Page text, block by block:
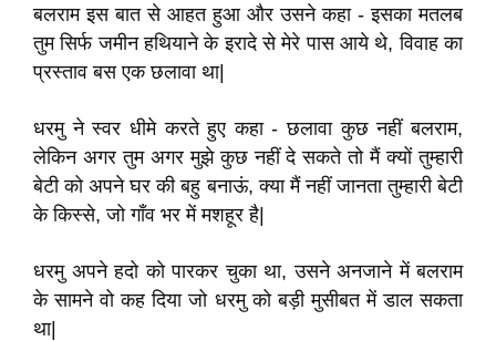
बलराम इस बात से आहत हुआ और उसने कहा - इसका मतलब
तुम सिर्फ जमीन हथियाने के इरादे से मेरे पास आये थे,विवाह का
प्रस्ताव बस एक छलावा था|
धरमु ने स्वर धीमे करते हुए कहा - छलावा कुछ नहीं बलराम,
लेकिन अगर तुम अगर मुझे कुछ नहीं दे सकते तो मैं क्यों तुम्हारी
बेटी को अपने घर की बहु बनाऊं,क्या मैं नहीं जानता तुम्हारी बेटी
के किस्से,जो गॉंव भर में मशहूर है
धरमु अपने हदो को पारकर चुका था,उसने अनजाने में बलराम
के सामने वो कह दिया जो धरमु को बड़ी मुसीबत में डाल सकता
था|